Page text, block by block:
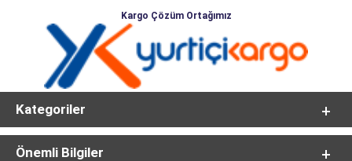
Kargo Çözüm Ortağımız
Kategoriler
Önemli Bilgiler